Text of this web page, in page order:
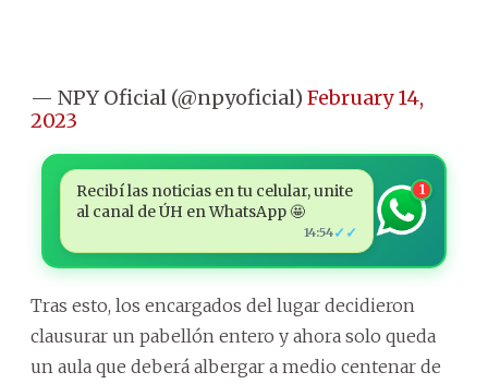
— NPY Oficial (@npyoficial) February 14,
2023
Recibí las noticias en tu celular, unite
al canal de ÚH en WhatsApp 🤩
14:54✓✓
1
Tras esto, los encargados del lugar decidieron
clausurar un pabellón entero y ahora solo queda
un aula que deberá albergar a medio centenar de